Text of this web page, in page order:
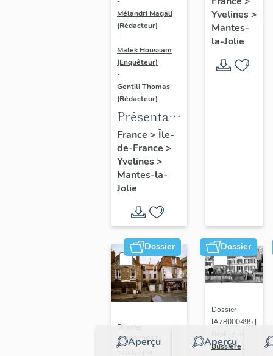
Mélandri Magali
(Rédacteur)
-
Malek Houssam
(Enquêteur)
-
Gentili Thomas
(Rédacteur)
Présentation
de l'étude
France > Île-
de-France >
Yvelines>
Mantes-la-
Jolie
la-Jolie
Yvelines>
Mantes-
la-Jolie
Dossier
Aperçu
Dossier
IA78000985 |
Dossier
Aperçu
Dossier
IA78000495 |
Bussière